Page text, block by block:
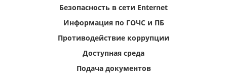
Безопасность в сети Enternet
Информация по ГОЧС и ПБ
Противодействие коррупции
Доступная среда
Подача документов